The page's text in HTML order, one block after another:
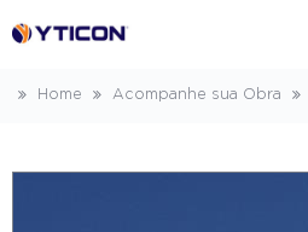
Home Acompanhe sua Obra